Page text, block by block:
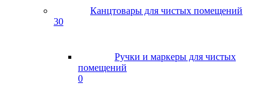
Канцтовары для чистых помещений
30
Ручки и маркеры для чистых
помещений
0